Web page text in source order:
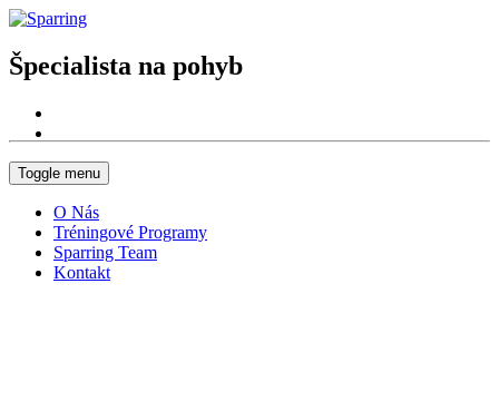
Špecialista na pohyb
Toggle menu
O Nás
Tréningové Programy
Sparring Team
Kontakt